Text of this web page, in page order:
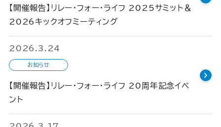
【開催報告】リレー・フォー・ライフ 2025サミット＆
2026キックオフミーティング
2026.3.24
お知らせ
【開催報告】リレー・フォー・ライフ 20周年記念イベ
ント